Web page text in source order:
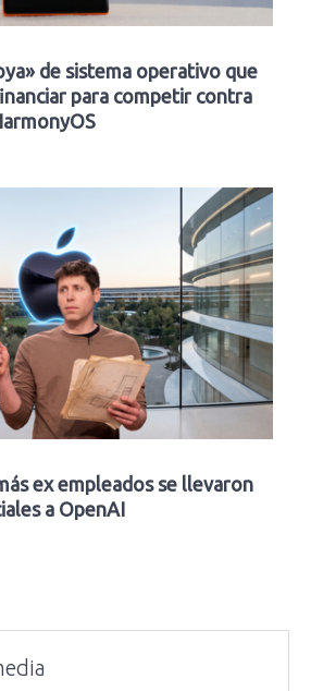
de sistema operativo que
para competir contra
ex empleados se llevaron
a OpenAI